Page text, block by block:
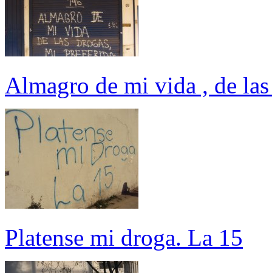
Almagro de mi vida , de
Platense mi droga. La 15